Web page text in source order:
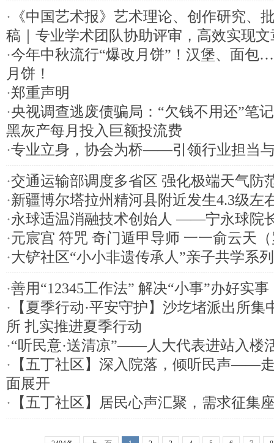
· 《中国艺术报》艺术理论、创作研究、
稿｜专业学术团队协助评审，高效实现
·今年中秋流行“爆改月饼”！汉堡、面
月饼！
·郑重声明
·央视调查逃废债骗局：“欠钱不用还”笔
黑灰产每月投入巨额投流费
·专业立身，协会为桥——引领行业担当
·交通运输部调度多省区 强化极端天气防
·新疆博尔塔拉州精河县附近发生4.3级左
·永球适温消融技术创始人 ——宁永球院
·元宸宫 符咒 奇门遁甲导师 一一俞云天
·大铲社区“小小非遗传承人”亲子共学系
·善用“12345工作法” 解决“小事”办好实事
· 【夏季行动·平安守护】沙圪堵派出所集
所 扎实推进夏季行动
·“听民意·送清凉”——人大代表进站入楼
· 【五丁社区】深入院落，倾听民声——
面展开
· 【五丁社区】居民心声汇聚，需求征集